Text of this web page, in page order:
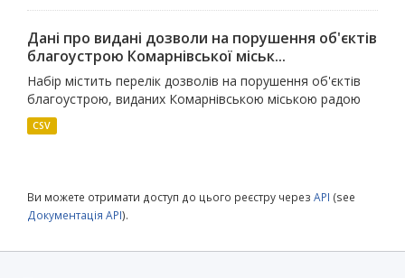
Дані про видані дозволи на порушення об'єктів
благоустрою Комарнівської міськ...
Набір містить перелік дозволів на порушення об'єктів
благоустрою, виданих Комарнівською міською радою
CSV
Ви можете отримати доступ до цього реєстру через API (see
Документація API).